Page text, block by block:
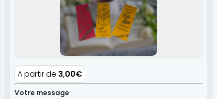
A partir de 3,00€
Votre message